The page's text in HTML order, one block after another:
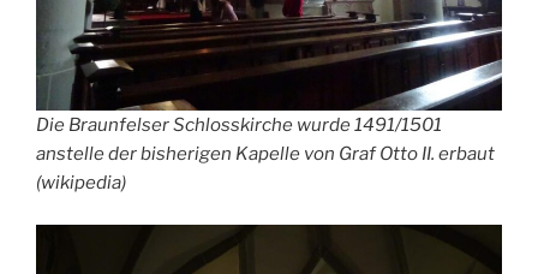
Die Braunfelser Schlosskirche wurde 1491/1501
anstelle der bisherigen Kapelle von Graf Otto II. erbaut
(wikipedia)